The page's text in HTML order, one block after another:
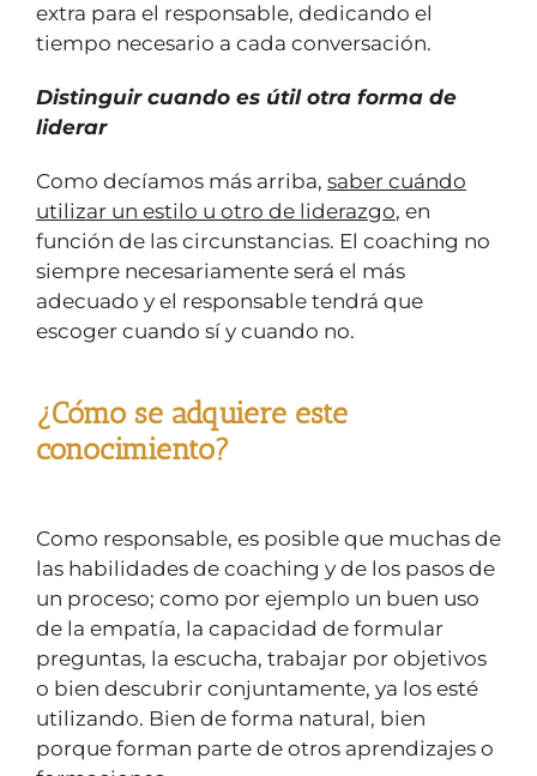
extra para el responsable, dedicando el
tiempo necesario a cada conversación.
Distinguir cuando es útil otra forma de
liderar
Como decíamos más arriba, saber cuándo
utilizar un estilo u otro de liderazgo, en
función de las circunstancias. El coaching no
siempre necesariamente será el más
adecuado y el responsable tendrá que
escoger cuando sí y cuando no.
¿Cómo se adquiere este
conocimiento?
Como responsable, es posible que muchas de
las habilidades de coaching y de los pasos de
un proceso; como por ejemplo un buen uso
de la empatía, la capacidad de formular
preguntas, la escucha, trabajar por objetivos
o bien descubrir conjuntamente, ya los esté
utilizando. Bien de forma natural, bien
porque forman parte de otros aprendizajes o